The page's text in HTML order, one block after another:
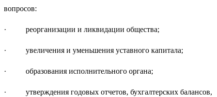
вопросов:
· реорганизации и ликвидации общества;
· увеличения и уменьшения уставного капитала;
· образования исполнительного органа;
· утверждения годовых отчетов, бухгалтерских балансов,